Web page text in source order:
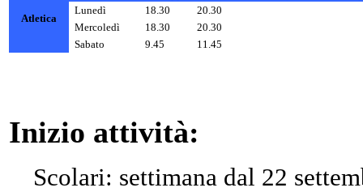
Atletica
Lunedì
18.30
20.30
Mercoledì
18.30
20.30
Sabato
9.45 11.45
Inizio attività:
Scolari: settimana dal 22